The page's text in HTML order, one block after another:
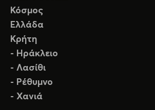
Κόσμος
Ελλάδα
Κρήτη
- Ηράκλειο
- Λασίθι
- Ρέθυμνο
- Χανιά